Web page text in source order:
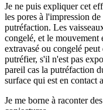
Je ne puis expliquer cet
les pores à l'impression
putréfaction. Les
congelé, et le mouvement
extravasé ou congelé
putréfier, s'il n'est pas
pareil cas la putréfaction
surface qui est en contact
Je me borne à raconter